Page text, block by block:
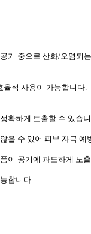
기 중으로 산화/오염되
율적 사용이 가능합니다.
확하게 토출할 수 있습
을 수 있어 피부 자극 예
이 공기에 과도하게 노
합니다.